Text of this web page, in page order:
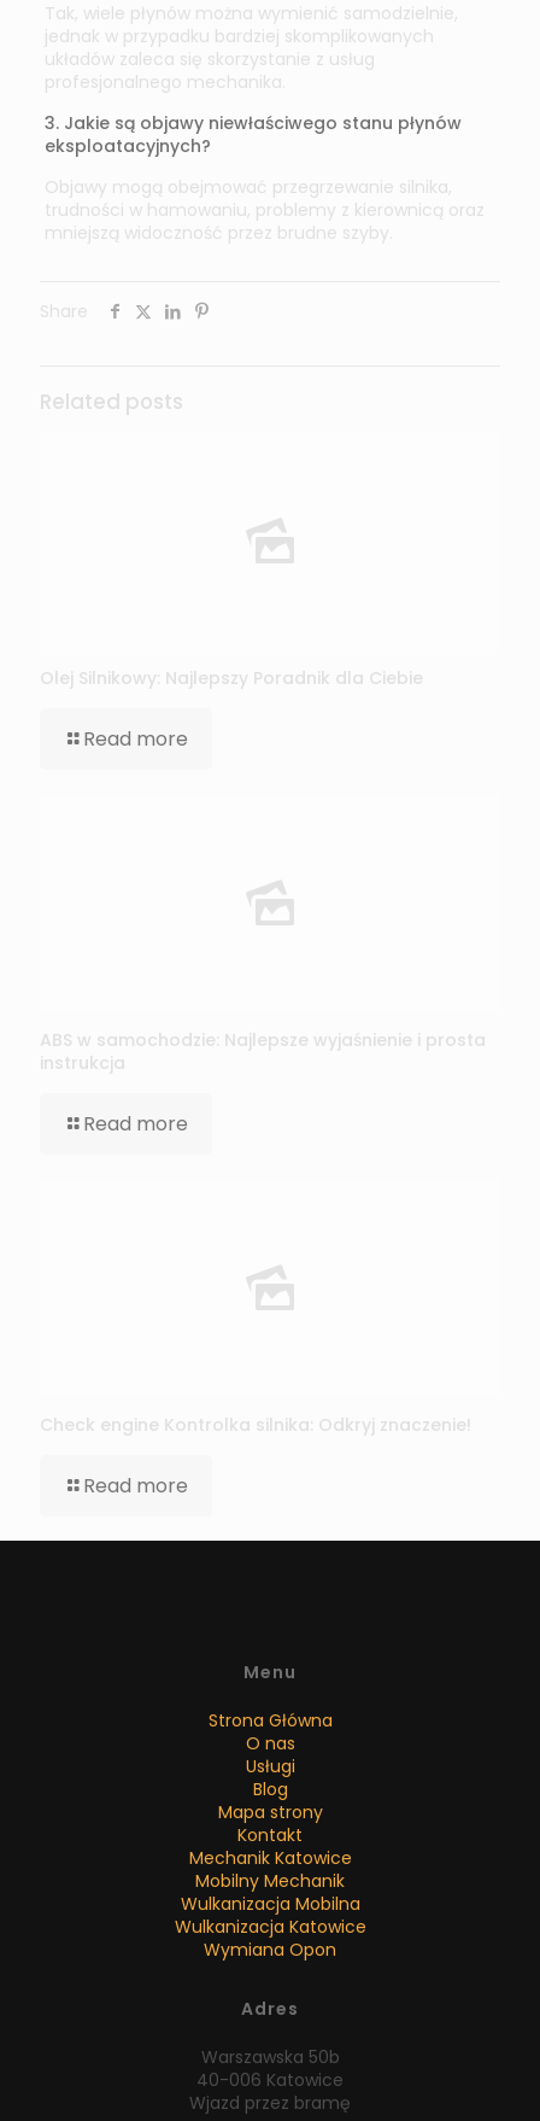
Tak, wiele płynów można wymienić samodzielnie,
jednak w przypadku bardziej skomplikowanych
układów zaleca się skorzystanie z usług
profesjonalnego mechanika.
3. Jakie są objawy niewłaściwego stanu płynów
eksploatacyjnych?
Objawy mogą obejmować przegrzewanie silnika,
trudności w hamowaniu, problemy z kierownicą oraz
mniejszą widoczność przez brudne szyby.
Share
Related posts
Olej Silnikowy: Najlepszy Poradnik dla Ciebie
Read more
ABS w samochodzie: Najlepsze wyjaśnienie i prosta
instrukcja
Read more
Check engine Kontrolka silnika: Odkryj znaczenie!
Read more
Menu
Strona Główna
O nas
Usługi
Blog
Mapa strony
Kontakt
Mechanik Katowice
Mobilny Mechanik
Wulkanizacja Mobilna
Wulkanizacja Katowice
Wymiana Opon
Adres
Warszawska 50b
40-006 Katowice
Wjazd przez bramę